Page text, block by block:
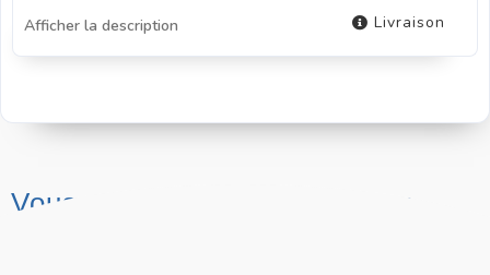
Livraison
Afficher la description
Vous pouvez aussi adopter un